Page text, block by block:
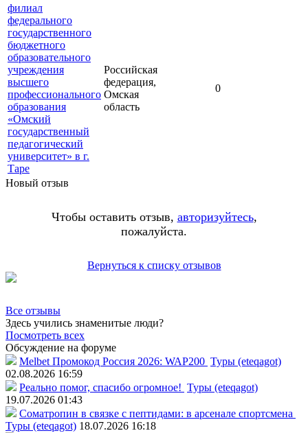
филиал
федерального
государственного
бюджетного
образовательного
учреждения
высшего
профессионального
образования
«Омский
государственный
педагогический
университет» в г.
Таре
Российская
федерация,
Омская
область
0
Новый отзыв
Чтобы оставить отзыв, авторизуйтесь,
пожалуйста.
Вернуться к списку отзывов
Все отзывы
Здесь учились знаменитые люди?
Посмотреть всех
Обсуждение на форуме
Melbet Промокод Россия 2026: WAP200 Туры (eteqagot)
02.08.2026 16:59
Реально помог, спасибо огромное! Туры (eteqagot)
19.07.2026 01:43
Соматропин в связке с пептидами: в арсенале спортсмена
Туры (eteqagot) 18.07.2026 16:18